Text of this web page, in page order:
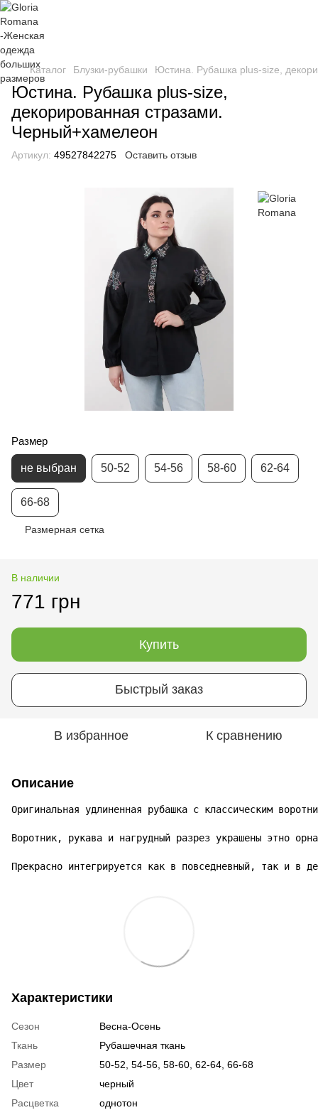
Каталог Блузки-рубашки Юстина. Рубашка plus-size,
Юстина. Рубашка plus-size,
декорированная стразами.
Черный+хамелеон
Артикул: 49527842275 Оставить отзыв
Размер
не выбран 50-52 54-56 58-60 62-64
66-68
Размерная сетка
В наличии
771 грн
Купить
Быстрый заказ
В избранное К сравнению
Описание
Оригинальная удлиненная рубашка с классическим
Воротник, рукава и нагрудный разрез украшены этно
Прекрасно интегрируется как в повседневный, так и в
Характеристики
Сезон
Весна-Осень
Ткань
Рубашечная ткань
Размер
50-52, 54-56, 58-60, 62-64, 66-68
Цвет
черный
Расцветка
однотон